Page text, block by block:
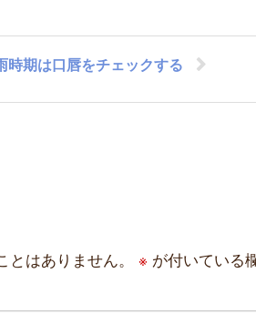
時期は口唇をチェックする
はありません。 ※ が付いている